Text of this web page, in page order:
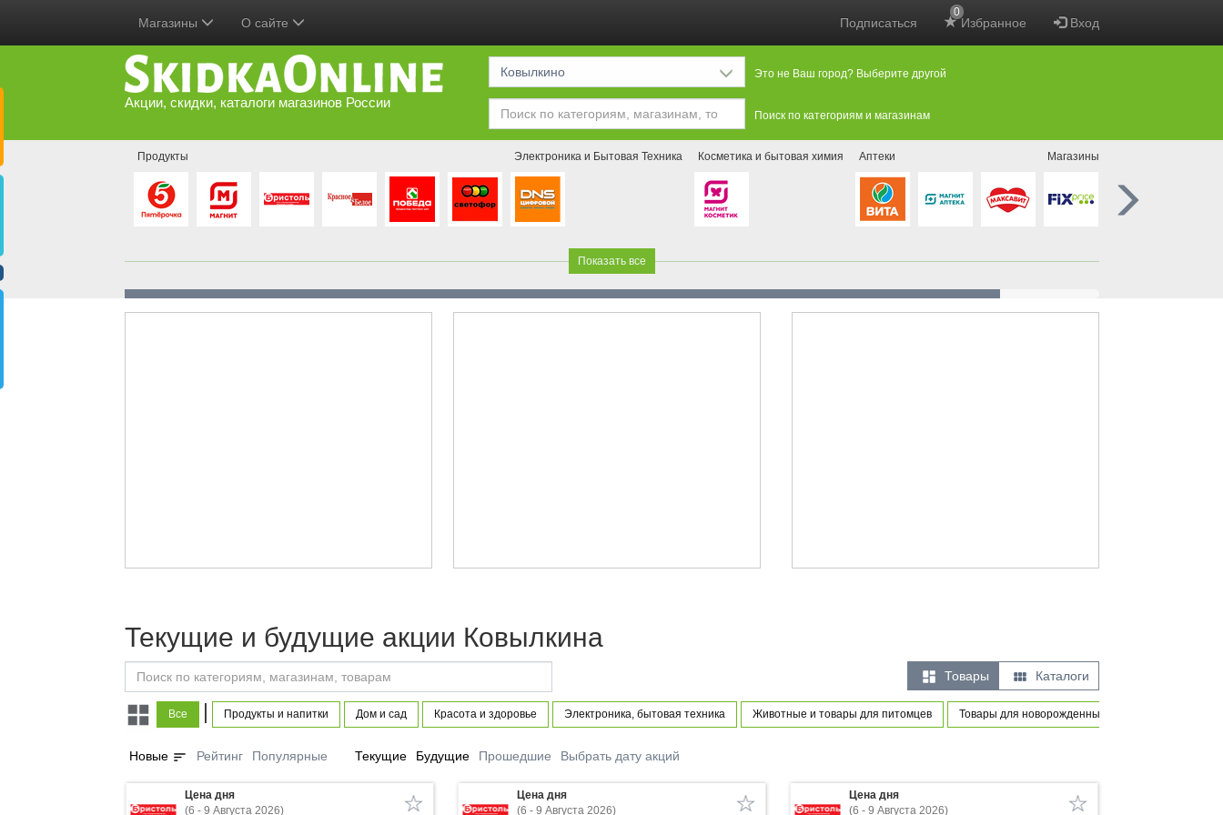
Подписаться Избранное
0
Вход
Магазины О сайте
Акции, скидки, каталоги магазинов России
Ковылкино Это не Ваш город? Выберите другой
Поиск по категориям и магазинам
Продукты Электроника и Бытовая Техника Косметика и бытовая химия Аптеки Магазины нового формата
Показать все
Текущие и будущие акции Ковылкина
 Товары  Каталоги
Все | Продукты и напитки Дом и сад Красота и здоровье Электроника, бытовая техника Животные и товары для питомцев Товары для новорожденных и маленьких детей
Новые sort Рейтинг Популярные Текущие Будущие Прошедшие Выбрать дату акций
Цена дня
(6 - 9 Августа 2026)
Цена дня
(6 - 9 Августа 2026)
Цена дня
(6 - 9 Августа 2026)